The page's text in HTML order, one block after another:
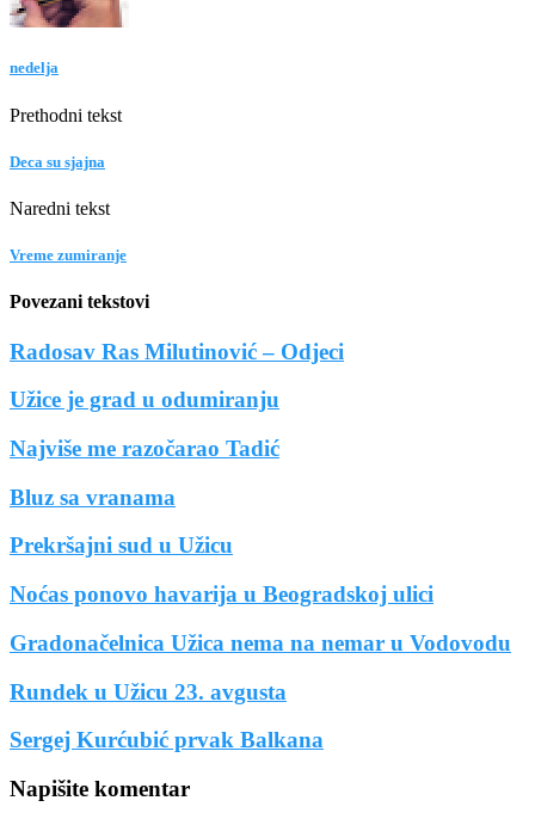
nedelja
Prethodni tekst
Deca su sjajna
Naredni tekst
Vreme zumiranje
Povezani tekstovi
Radosav Ras Milutinović – Odjeci
Užice je grad u odumiranju
Najviše me razočarao Tadić
Bluz sa vranama
Prekršajni sud u Užicu
Noćas ponovo havarija u Beogradskoj ulici
Gradonačelnica Užica nema na nemar u Vodovodu
Rundek u Užicu 23. avgusta
Sergej Kurćubić prvak Balkana
Napišite komentar